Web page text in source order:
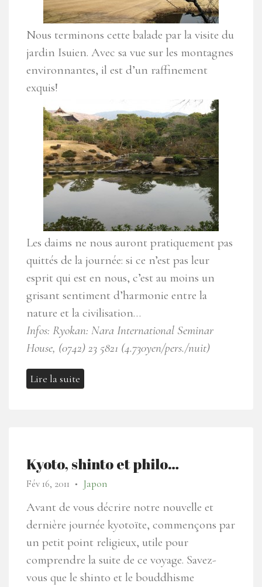
Nous terminons cette balade par la visite du
jardin Isuien. Avec sa vue sur les montagnes
environnantes, il est d’un raffinement
exquis!
Les daims ne nous auront pratiquement pas
quittés de la journée: si ce n’est pas leur
esprit qui est en nous, c’est au moins un
grisant sentiment d’harmonie entre la
nature et la civilisation…
Infos: Ryokan: Nara International Seminar
House, (0742) 23 5821 (4.730yen/pers./nuit)
Lire la suite
Kyoto, shinto et philo…
Fév 16, 2011 ● Japon
Avant de vous décrire notre nouvelle et
dernière journée kyotoïte, commençons par
un petit point religieux, utile pour
comprendre la suite de ce voyage. Savez-
vous que le shinto et le bouddhisme